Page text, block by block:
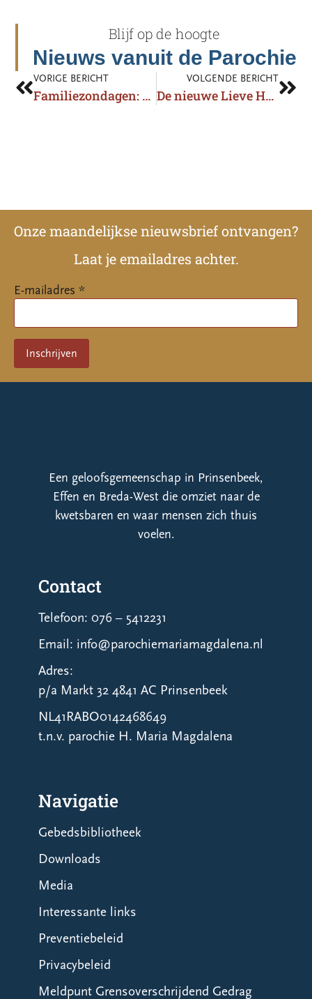
Blijf op de hoogte
Nieuws vanuit de Parochie
VORIGE BERICHT
Familiezondagen: onze gezinsactiviteiten rondom Pasen
VOLGENDE BERICHT
De nieuwe Lieve Hemel is uit!
Onze maandelijkse nieuwsbrief ontvangen?
Laat je emailadres achter.
E-mailadres *
Een geloofsgemeenschap in Prinsenbeek,
Effen en Breda-West die omziet naar de
kwetsbaren en waar mensen zich thuis
voelen.
Contact
Telefoon: 076 – 5412231
Email: info@parochiemariamagdalena.nl
Adres:
p/a Markt 32 4841 AC Prinsenbeek
NL41RABO0142468649
t.n.v. parochie H. Maria Magdalena
Navigatie
Gebedsbibliotheek
Downloads
Media
Interessante links
Preventiebeleid
Privacybeleid
Meldpunt Grensoverschrijdend Gedrag